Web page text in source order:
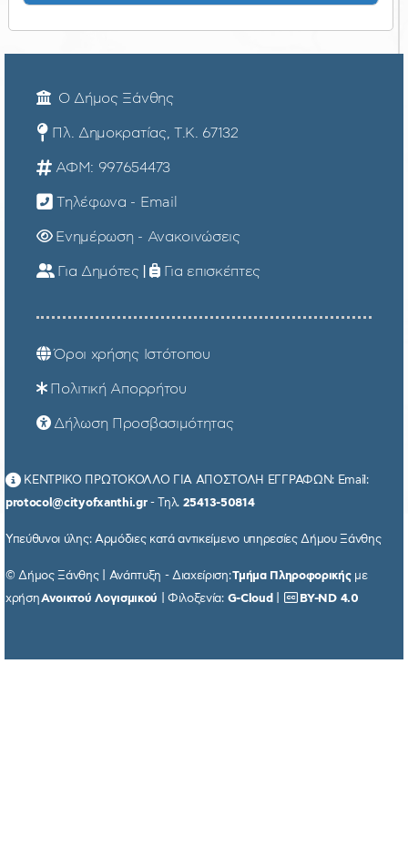
Ο Δήμος Ξάνθης
Πλ. Δημοκρατίας, Τ.Κ. 67132
ΑΦΜ: 997654473
Τηλέφωνα - Email
Ενημέρωση - Ανακοινώσεις
Για Δημότες | Για επισκέπτες
Όροι χρήσης Ιστότοπου
Πολιτική Απορρήτου
Δήλωση Προσβασιμότητας
ΚΕΝΤΡΙΚΟ ΠΡΩΤΟΚΟΛΛΟ ΓΙΑ ΑΠΟΣΤΟΛΗ ΕΓΓΡΑΦΩΝ: Email:
protocol@cityofxanthi.gr- Τηλ. 25413-50814
Υπεύθυνοι ύλης: Αρμόδιες κατά αντικείμενο υπηρεσίες Δήμου Ξάνθης
© Δήμος Ξάνθης | Ανάπτυξη - Διαχείριση:Τμήμα Πληροφορικήςμε
χρήσηΑνοικτού Λογισμικού | Φιλοξενία: G-Cloud BY-ND 4.0